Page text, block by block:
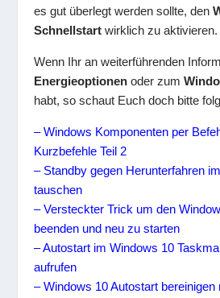
es gut überlegt werden sollte, den
Schnellstart wirklich zu aktivieren.
Wenn Ihr an weiterführenden
Energieoptionen oder zum
habt, so schaut Euch doch bitte
– Windows Komponenten per
Kurzbefehle Teil 2
– Standby gegen Herunterfahren
tauschen
– Versteckter Trick um den
beenden und neu zu starten
– Autostart im Windows 10
aufrufen
– Windows 10 Autostart bereinigen